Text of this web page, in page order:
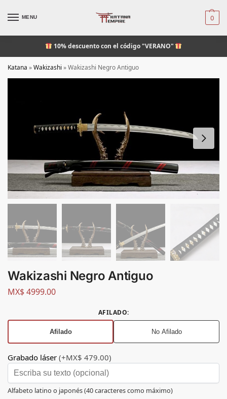
MENU 0
10% descuentocon el código "VERANO"
Katana »Wakizashi »Wakizashi Negro Antiguo
Wakizashi Negro Antiguo
MX$4999.00
AFILADO:
Afilado No Afilado
Grabado láser (+MX$ 479.00)
Alfabeto latino o japonés (40 caracteres como máximo)